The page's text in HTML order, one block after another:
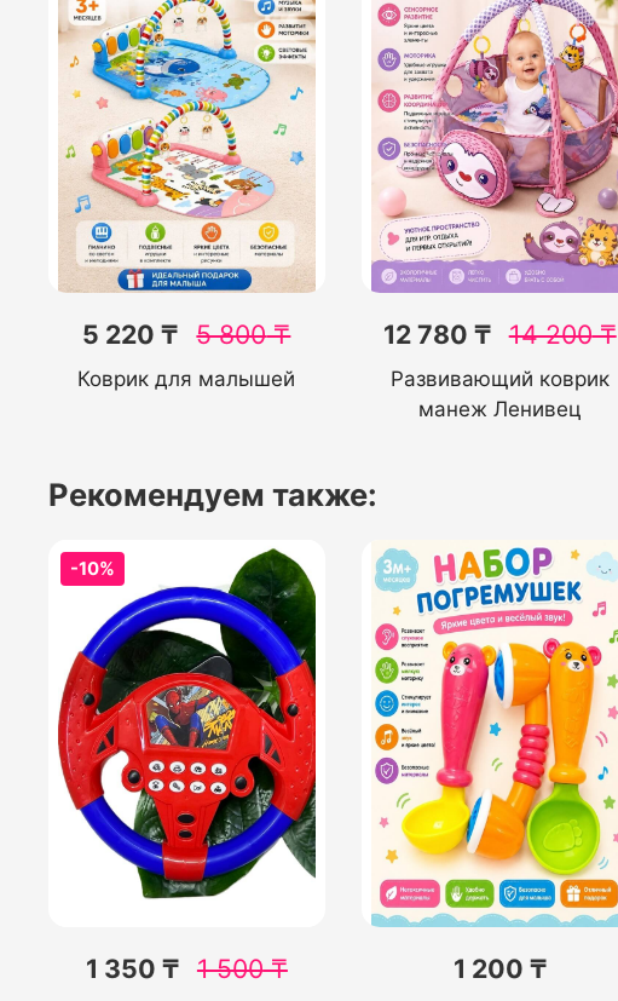
5 220 ₸ 5 800₸
Коврик для малышей
12 780 ₸ 14 200₸
Развивающий коврик
манеж Ленивец
Рекомендуем также:
-10%
1 350 ₸ 1 500₸ 1 200 ₸